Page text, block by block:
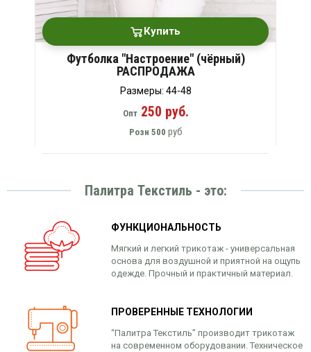
Купить
Футболка "Настроение" (чёрный)
РАСПРОДАЖА
Размеры: 44-48
Опт250 руб.
Розн 500 руб
Палитра Текстиль - это:
ФУНКЦИОНАЛЬНОСТЬ
Мягкий и легкий трикотаж - универсальная
основа для воздушной и приятной на ощупь
одежде. Прочный и практичный материал.
ПРОВЕРЕННЫЕ ТЕХНОЛОГИИ
“Палитра Текстиль” производит трикотаж
на современном оборудовании. Техническое